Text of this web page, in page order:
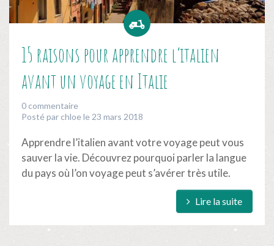
15 raisons pour apprendre l’italien
avant un voyage en Italie
0 commentaire
Posté par chloe le 23 mars 2018
Apprendre l’italien avant votre voyage peut vous
sauver la vie. Découvrez pourquoi parler la langue
du pays où l’on voyage peut s’avérer très utile.
Lire la suite